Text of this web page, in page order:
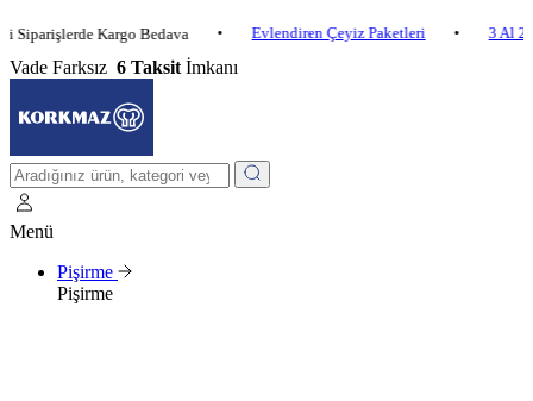
Kargo Bedava • Evlendiren Çeyiz Paketleri • 3 Al 2 Öde
Vade Farksız 6 Taksit İmkanı
Menü
Pişirme
Pişirme